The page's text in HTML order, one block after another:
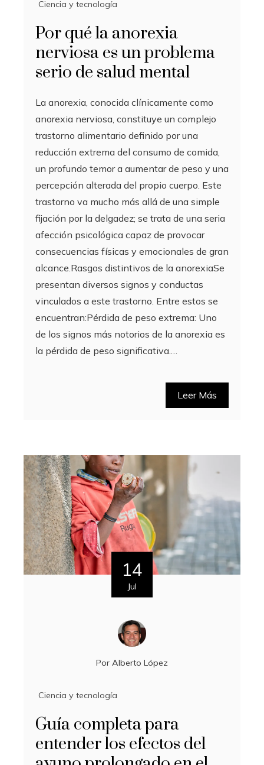
Ciencia y tecnología
Por qué la anorexia
nerviosa es un problema
serio de salud mental
La anorexia, conocida clínicamente como
anorexia nerviosa, constituye un complejo
trastorno alimentario definido por una
reducción extrema del consumo de comida,
un profundo temor a aumentar de peso y una
percepción alterada del propio cuerpo. Este
trastorno va mucho más allá de una simple
fijación por la delgadez; se trata de una seria
afección psicológica capaz de provocar
consecuencias físicas y emocionales de gran
alcance.Rasgos distintivos de la anorexiaSe
presentan diversos signos y conductas
vinculados a este trastorno. Entre estos se
encuentran:Pérdida de peso extrema: Uno
de los signos más notorios de la anorexia es
la pérdida de peso significativa.…
Leer Más
14
Jul
Por Alberto López
Ciencia y tecnología
Guía completa para
entender los efectos del